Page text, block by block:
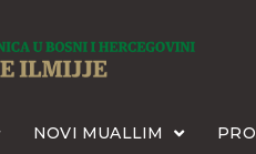
NOVI MUALLIM